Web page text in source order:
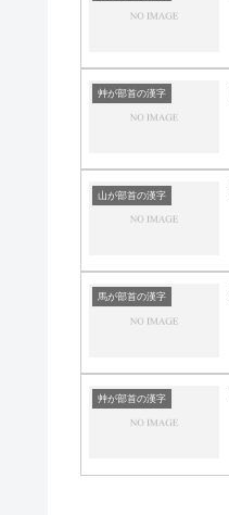
艸が部首の漢字
山が部首の漢字
馬が部首の漢字
艸が部首の漢字